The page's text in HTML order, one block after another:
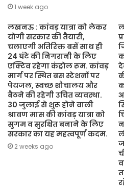
1 week ago
लखनऊ : कांवड़ यात्रा को लेकर
योगी सरकार की तैयारी,
चलाएगी अतिरिक्त बसें साथ ही
24 घंटे की निगरानी के लिए
एक्टिव रहेगा कंट्रोल रूम. कांवड़
मार्ग पर स्थित बस स्टेशनों पर
पेयजल, स्वच्छ शौचालय और
बैठने की रहेगी उचित व्यवस्था.
30 जुलाई से शुरू होने वाली
श्रावण मास की कांवड़ यात्रा को
सुगम व सुरक्षित बनाने के लिए
सरकार का यह महत्वपूर्ण कदम.
2 weeks ago